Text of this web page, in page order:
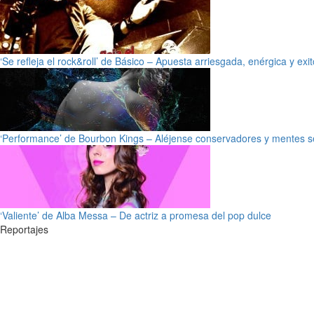
‘Se refleja el rock&roll’ de Básico – Apuesta arriesgada, enérgica y
‘Performance’ de Bourbon Kings – Aléjense conservadores y mentes
‘Valiente’ de Alba Messa – De actriz a promesa del pop dulce
Reportajes